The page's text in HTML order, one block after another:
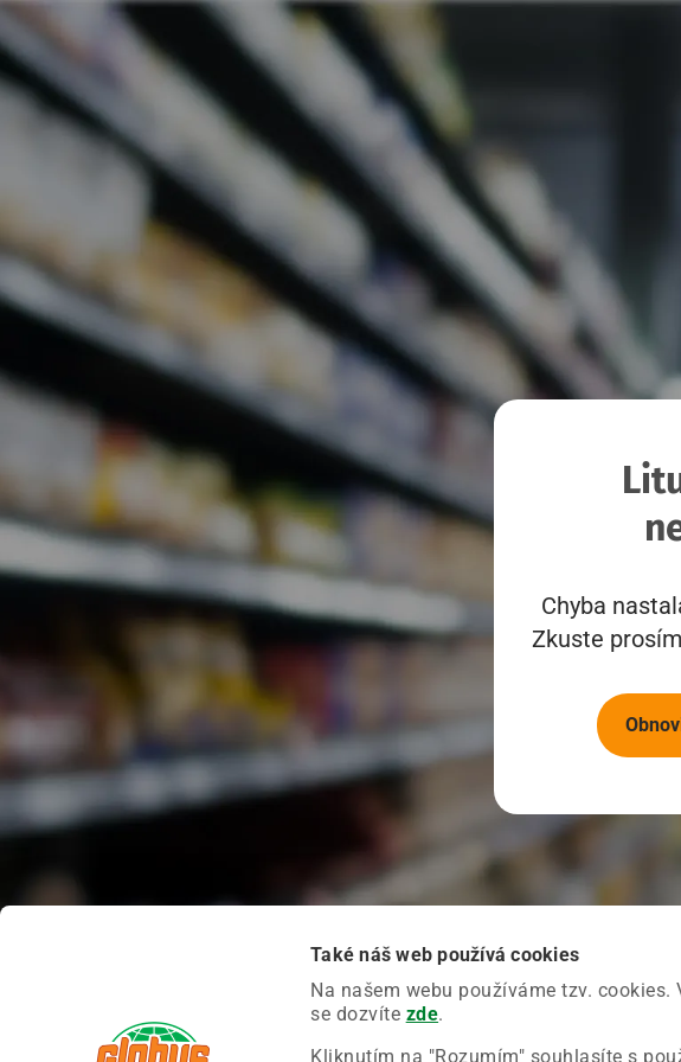
Také náš web používá cookies
Na našem webu používáme tzv.
se dozvíte zde.
Kliknutím na "Rozumím" souhlasíte s
Chyba
Zkuste